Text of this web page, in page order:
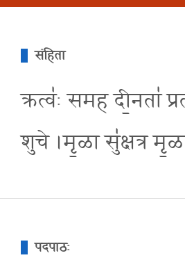
संहिता
क्रत्व॑ः समह दी॒नता॑
शुचे ।मृ॒ळा सु॑क्षत्र
पदपाठः